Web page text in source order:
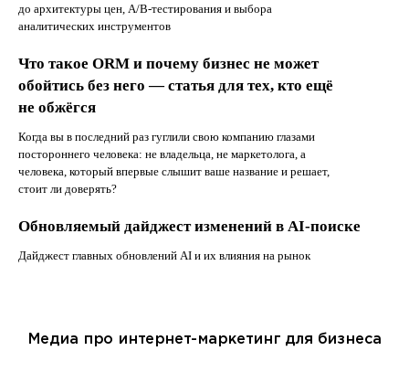
до архитектуры цен, A/B-тестирования и выбора
аналитических инструментов
Что такое ORM и почему бизнес не может
обойтись без него — статья для тех, кто ещё
не обжёгся
Когда вы в последний раз гуглили свою компанию глазами
постороннего человека: не владельца, не маркетолога, а
человека, который впервые слышит ваше название и решает,
стоит ли доверять?
Обновляемый дайджест изменений в AI-поиске
Дайджест главных обновлений AI и их влияния на рынок
Медиа про интернет-маркетинг для бизнеса